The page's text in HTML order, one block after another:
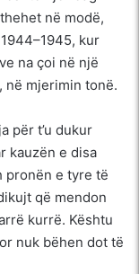
në modë,
kur
na çoi në një
në mjerimin tonë.
për t’u dukur
kauzën e disa
pronën e tyre të
që mendon
kurrë. Kështu
nuk bëhen dot të